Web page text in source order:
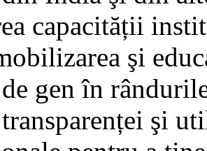
capacității
şi
gen în
transparenței şi